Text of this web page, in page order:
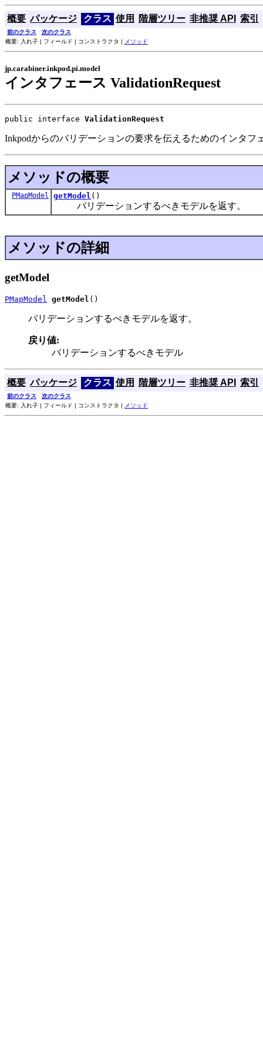
概要 パッケージ クラス 使用 階層ツリー 非推奨 API 索引
前のクラス
次のクラス
概要: 入れ子 | フィールド | コンストラクタ |
メソッド
jp.carabiner.inkpod.pi.model
インタフェース ValidationRequest
public interface ValidationRequest
Inkpodからのバリデーションの要求を伝えるためのインタフ
メソッドの概要
PMapModel getModel ()
バリデーションするべきモデルを返す。
メソッドの詳細
getModel
PMapModel getModel ()
バリデーションするべきモデルを返す。
戻り値:
バリデーションするべきモデル
概要 パッケージ クラス 使用 階層ツリー 非推奨 API 索引
前のクラス
次のクラス
概要: 入れ子 | フィールド | コンストラクタ | メソッド